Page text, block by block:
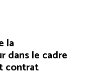
la
dans le cadre
contrat